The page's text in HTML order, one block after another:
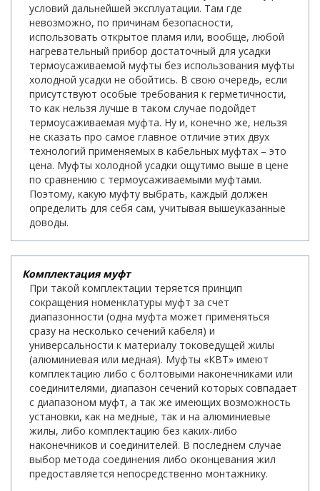
условий дальнейшей эксплуатации. Там где
невозможно, по причинам безопасности,
использовать открытое пламя или, вообще, любой
нагревательный прибор достаточный для усадки
термоусаживаемой муфты без использования муфты
холодной усадки не обойтись. В свою очередь, если
присутствуют особые требования к герметичности,
то как нельзя лучше в таком случае подойдет
термоусаживаемая муфта. Ну и, конечно же, нельзя
не сказать про самое главное отличие этих двух
технологий применяемых в кабельных муфтах – это
цена. Муфты холодной усадки ощутимо выше в цене
по сравнению с термоусаживаемыми муфтами.
Поэтому, какую муфту выбрать, каждый должен
определить для себя сам, учитывая вышеуказанные
доводы.
Комплектация муфт
При такой комплектации теряется принцип
сокращения номенклатуры муфт за счет
диапазонности (одна муфта может применяться
сразу на несколько сечений кабеля) и
универсальности к материалу токоведущей жилы
(алюминиевая или медная). Муфты «КВТ» имеют
комплектацию либо с болтовыми наконечниками или
соединителями, диапазон сечений которых совпадает
с диапазоном муфт, а так же имеющих возможность
установки, как на медные, так и на алюминиевые
жилы, либо комплектацию без каких-либо
наконечников и соединителей. В последнем случае
выбор метода соединения либо оконцевания жил
предоставляется непосредственно монтажнику.